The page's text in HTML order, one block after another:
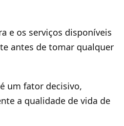
e os serviços disponíveis
antes de tomar qualquer
um fator decisivo,
a qualidade de vida de